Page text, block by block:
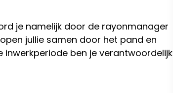
je namelijk door de rayonmanager
jullie samen door het pand en
ben je verantwoordelijk